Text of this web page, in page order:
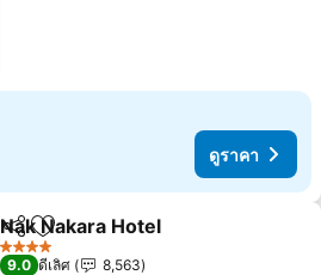
ดูราคา
แชร์ เพิ่มในรายการโปรด
Nak Nakara Hotel
4 ดาว
9.0 ดีเลิศ
8,563